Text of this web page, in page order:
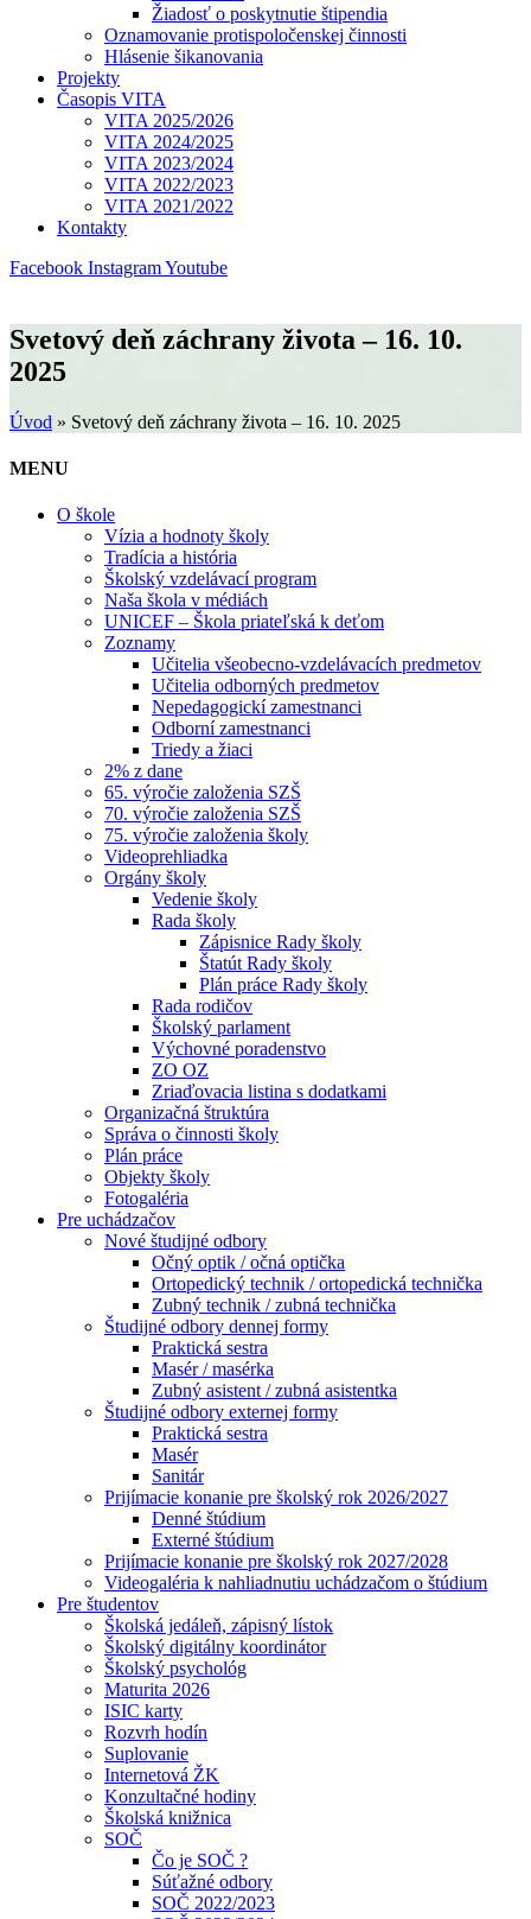
Žiadosť o poskytnutie štipendia
Oznamovanie protispoločenskej činnosti
Hlásenie šikanovania
Projekty
Časopis VITA
VITA 2025/2026
VITA 2024/2025
VITA 2023/2024
VITA 2022/2023
VITA 2021/2022
Kontakty
Facebook InstagramYoutube
Svetový deň záchrany života – 16. 10.
2025
Úvod » Svetový deň záchrany života – 16. 10. 2025
MENU
O škole
Vízia a hodnoty školy
Tradícia a história
Školský vzdelávací program
Naša škola v médiách
UNICEF – Škola priateľská k deťom
Zoznamy
Učitelia všeobecno-vzdelávacích predmetov
Učitelia odborných predmetov
Nepedagogickí zamestnanci
Odborní zamestnanci
Triedy a žiaci
2% z dane
65. výročie založenia SZŠ
70. výročie založenia SZŠ
75. výročie založenia školy
Videoprehliadka
Orgány školy
Vedenie školy
Rada školy
Zápisnice Rady školy
Štatút Rady školy
Plán práce Rady školy
Rada rodičov
Školský parlament
Výchovné poradenstvo
ZO OZ
Zriaďovacia listina s dodatkami
Organizačná štruktúra
Správa o činnosti školy
Plán práce
Objekty školy
Fotogaléria
Pre uchádzačov
Nové študijné odbory
Očný optik / očná optička
Ortopedický technik / ortopedická technička
Zubný technik / zubná technička
Študijné odbory dennej formy
Praktická sestra
Masér / masérka
Zubný asistent / zubná asistentka
Študijné odbory externej formy
Praktická sestra
Masér
Sanitár
Prijímacie konanie pre školský rok 2026/2027
Denné štúdium
Externé štúdium
Prijímacie konanie pre školský rok 2027/2028
Videogaléria k nahliadnutiu uchádzačom o štúdium
Pre študentov
Školská jedáleň, zápisný lístok
Školský digitálny koordinátor
Školský psychológ
Maturita 2026
ISIC karty
Rozvrh hodín
Suplovanie
Internetová ŽK
Konzultačné hodiny
Školská knižnica
SOČ
Čo je SOČ ?
Súťažné odbory
SOČ 2022/2023